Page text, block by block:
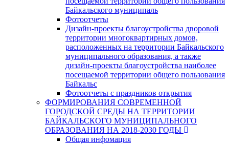
Байкальского муниципаль
Фотоотчеты
Дизайн-проекты благоустройства дворовой
территории многоквартирных домов,
расположенных на территории Байкальского
муниципального образования, а также
дизайн-проекты благоустройства наиболее
посещаемой территории общего пользования
Байкальс
Фотоотчеты с праздников открытия
ФОРМИРОВАНИЯ СОВРЕМЕННОЙ
ГОРОДСКОЙ СРЕДЫ НА ТЕРРИТОРИИ
БАЙКАЛЬСКОГО МУНИЦИПАЛЬНОГО
ОБРАЗОВАНИЯ НА 2018-2030 ГОДЫ
Общая инфомация